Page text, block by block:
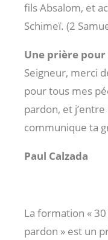
fils Absalom, et
Schimeï. (2
Une prière pour
Seigneur, merci
pour tous mes
pardon, et
communique ta
Paul Calzada
La formation «
pardon » est un